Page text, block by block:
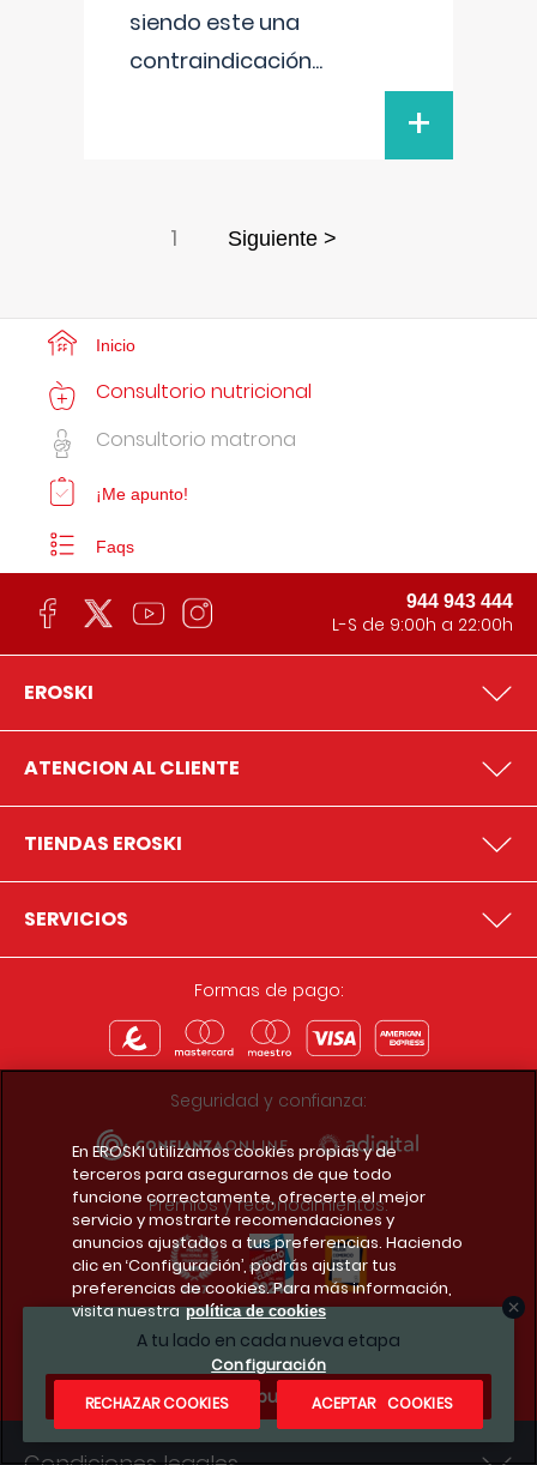
siendo este una
contraindicación...
+
1 Siguiente >
A tu lado en cada nueva etapa
¿Te apuntas?
Inicio
Consultorio nutricional
Consultorio matrona
¡Me apunto!
Faqs
944 943 444
L-S de 9:00h a 22:00h
EROSKI
ATENCION AL CLIENTE
TIENDAS EROSKI
SERVICIOS
Formas de pago:
Seguridad y confianza:
Premios y reconocimientos:
Descarga la app del club
En EROSKI utilizamos cookies propias y de
terceros para asegurarnos de que todo
funcione correctamente, ofrecerte el mejor
servicio y mostrarte recomendaciones y
anuncios ajustados a tus preferencias. Haciendo
clic en ‘Configuración’, podrás ajustar tus
preferencias de cookies. Para más información,
visita nuestra política de cookies
Configuración
RECHAZAR COOKIES
ACEPTAR COOKIES